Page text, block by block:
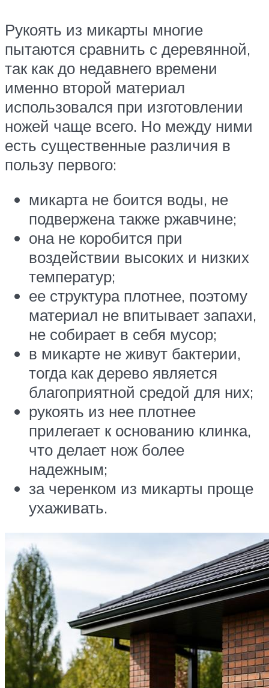
Рукоять из микарты многие
пытаются сравнить с деревянной,
так как до недавнего времени
именно второй материал
использовался при изготовлении
ножей чаще всего. Но между ними
есть существенные различия в
пользу первого:
микарта не боится воды, не
подвержена также ржавчине;
она не коробится при
воздействии высоких и низких
температур;
ее структура плотнее, поэтому
материал не впитывает запахи,
не собирает в себя мусор;
в микарте не живут бактерии,
тогда как дерево является
благоприятной средой для них;
рукоять из нее плотнее
прилегает к основанию клинка,
что делает нож более
надежным;
за черенком из микарты проще
ухаживать.